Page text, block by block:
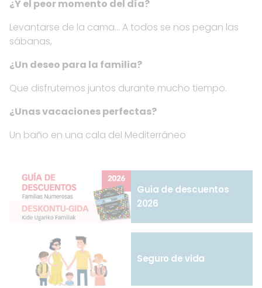
¿Y el peor momento del día?
Levantarse de la cama… A todos se nos pegan las
sábanas,
¿Un deseo para la familia?
Que disfrutemos juntos durante mucho tiempo.
¿Unas vacaciones perfectas?
Un baño en una cala del Mediterráneo
Guía de descuentos
2026
Seguro de vida